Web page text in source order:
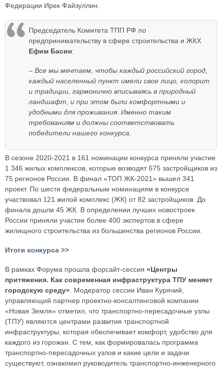
Федерации Ирек Файзуллин.
Председатель Комитета ТПП РФ по
предпринимательству в сфере строительства и ЖКХ
Ефим Басин:
– Все мы мечтаем, чтобы каждый российский город,
каждый населенный пункт имели свое лицо, колорит
и традиции, гармонично вписываясь в природный
ландшафт, и при этом были комфортными и
удобными для проживания. Именно таким
требованиям и должны соответствовать
победители нашего конкурса.
В сезоне 2020-2021 в 161 номинации конкурса приняли участие
1 346 жилых комплексов, которые возводят 675 застройщиков из
75 регионов России. В финал «ТОП ЖК-2021» вышел 341
проект. По шести федеральным номинациям в конкурсе
участвовал 121 жилой комплекс (ЖК) от 82 застройщиков. До
финала дошли 45 ЖК. В определении лучших новостроек
России приняли участие более 400 экспертов в сфере
жилищного строительства из большинства регионов России.
Итоги конкурса >>
В рамках Форума прошла форсайт-сессия «Центры
притяжения. Как современная инфраструктура ТПУ меняет
городскую среду». Модератор сессии Иван Курячий,
управляющий партнер проектно-консалтинговой компании
«Новая Земля» отметил, что транспортно-пересадочные узлы
(ТПУ) являются центрами развития транспортной
инфраструктуры, которая обеспечивает комфорт, удобство для
каждого из горожан. С тем, как формировалась программа
транспортно-пересадочных узлов и какие цели и задачи
существуют, ознакомил руководитель транспортно-инженерного